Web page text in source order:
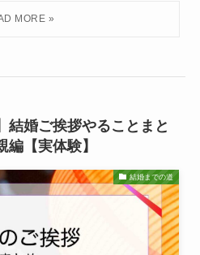
結婚ご挨拶やることまと
編【実体験】
結婚までの道